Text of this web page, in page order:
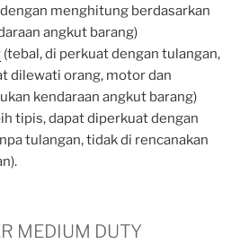
menghitung berdasarkan
angkut barang)
(tebal, di perkuat dengan tulangan,
dilewati orang, motor dan
kendaraan angkut barang)
tipis, dapat diperkuat dengan
tulangan, tidak di rencanakan
MEDIUM DUTY